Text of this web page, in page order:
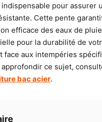
indispensable pour assurer
Cette pente
efficace des eaux de
pour la durabilité de
face aux intempéries
ce sujet,
bac acier.